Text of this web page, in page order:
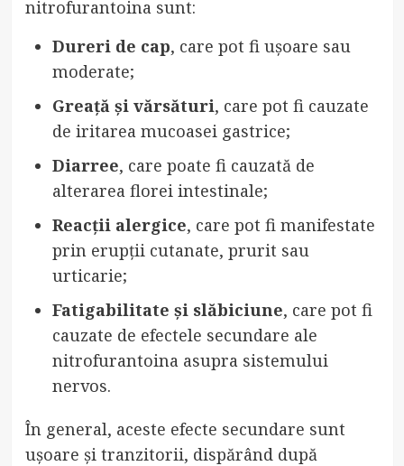
nitrofurantoina sunt:
Dureri de cap, care pot fi ușoare sau
moderate;
Greață și vărsături, care pot fi cauzate
de iritarea mucoasei gastrice;
Diarree, care poate fi cauzată de
alterarea florei intestinale;
Reacții alergice, care pot fi manifestate
prin erupții cutanate, prurit sau
urticarie;
Fatigabilitate și slăbiciune, care pot fi
cauzate de efectele secundare ale
nitrofurantoina asupra sistemului
nervos.
În general, aceste efecte secundare sunt
ușoare și tranzitorii, dispărând după